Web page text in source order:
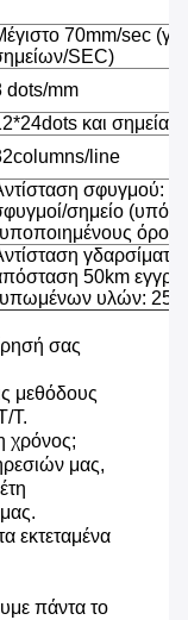
70mm/sec
SEC)
dots/mm
και σημεία
line
σφυγμού:
σημείο (υπό
50km
υλών: 25%
σας
μεθόδους
T.
χρόνος;
μας,
εκτεταμένα
πάντα το